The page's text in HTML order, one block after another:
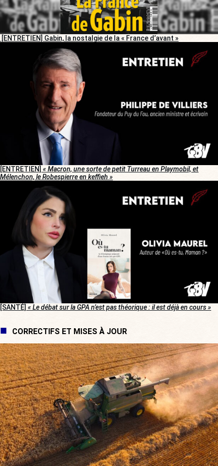
[ENTRETIEN] Gabin, la nostalgie de la « France d’avant »
[ENTRETIEN] « Macron, une sorte de petit Turreau en Playmobil, et
Mélenchon, le Robespierre en keffieh »
[SANTÉ] « Le débat sur la GPA n’est pas théorique : il est déjà en cours »
CORRECTIFS ET MISES À JOUR